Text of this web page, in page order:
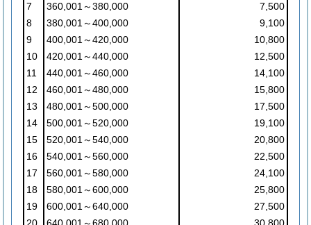
7
360,001～380,000
7,500
8
380,001～400,000
9,100
9
400,001～420,000
10,800
10
420,001～440,000
12,500
11
440,001～460,000
14,100
12
460,001～480,000
15,800
13
480,001～500,000
17,500
14
500,001～520,000
19,100
15
520,001～540,000
20,800
16
540,001～560,000
22,500
17
560,001～580,000
24,100
18
580,001～600,000
25,800
19
600,001～640,000
27,500